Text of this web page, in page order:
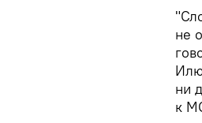
не
ни
к